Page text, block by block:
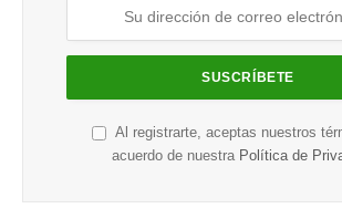
Al registrarte, aceptas nuestros
acuerdo de nuestra Política de